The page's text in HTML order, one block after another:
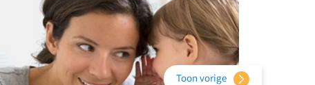
Toon vorige